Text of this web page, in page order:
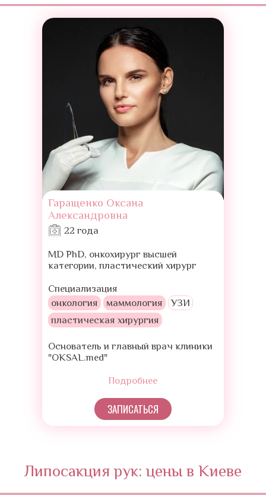
Гаращенко Оксана
Александровна
22 года
MD PhD, онкохирург высшей
категории, пластический хирург
Специализация
онкология
маммология
УЗИ
пластическая хирургия
Основатель и главный врач клиники
"OKSAL.med"
Подробнее
ЗАПИСАТЬСЯ
Липосакция рук: цены в Киеве